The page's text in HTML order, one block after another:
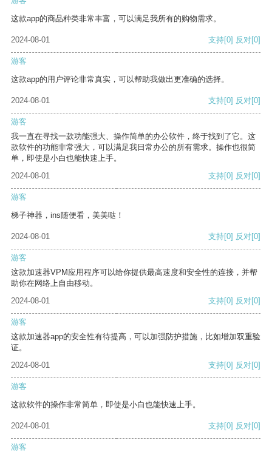
这款app的商品种类非常丰富，可以满足我所有的购物需求。
2024-08-01 支持[0] 反对[0]
游客
这款app的用户评论非常真实，可以帮助我做出更准确的选择。
2024-08-01 支持[0] 反对[0]
游客
我一直在寻找一款功能强大、操作简单的办公软件，终于找到了它。这
款软件的功能非常强大，可以满足我日常办公的所有需求。操作也很简
单，即使是小白也能快速上手。
2024-08-01
支持[0] 反对[0]
游客
梯子神器，ins随便看，美美哒！
2024-08-01 支持[0] 反对[0]
游客
这款加速器VPM应用程序可以给你提供最高速度和安全性的连接，并帮
助你在网络上自由移动。
2024-08-01
支持[0] 反对[0]
游客
这款加速器app的安全性有待提高，可以加强防护措施，比如增加双重验
证。
2024-08-01
支持[0] 反对[0]
游客
这款软件的操作非常简单，即使是小白也能快速上手。
2024-08-01 支持[0] 反对[0]
游客